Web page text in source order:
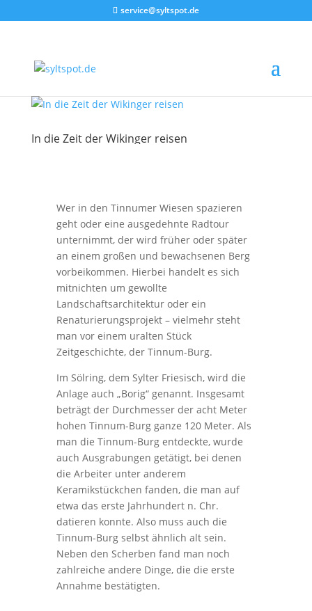
service@syltspot.de
In die Zeit der Wikinger reisen
Wer in den Tinnumer Wiesen spazieren
geht oder eine ausgedehnte Radtour
unternimmt, der wird früher oder später
an einem großen und bewachsenen Berg
vorbeikommen. Hierbei handelt es sich
mitnichten um gewollte
Landschaftsarchitektur oder ein
Renaturierungsprojekt – vielmehr steht
man vor einem uralten Stück
Zeitgeschichte, der Tinnum-Burg.
Im Sölring, dem Sylter Friesisch, wird die
Anlage auch „Borig“ genannt. Insgesamt
beträgt der Durchmesser der acht Meter
hohen Tinnum-Burg ganze 120 Meter. Als
man die Tinnum-Burg entdeckte, wurde
auch Ausgrabungen getätigt, bei denen
die Arbeiter unter anderem
Keramikstückchen fanden, die man auf
etwa das erste Jahrhundert n. Chr.
datieren konnte. Also muss auch die
Tinnum-Burg selbst ähnlich alt sein.
Neben den Scherben fand man noch
zahlreiche andere Dinge, die die erste
Annahme bestätigten.